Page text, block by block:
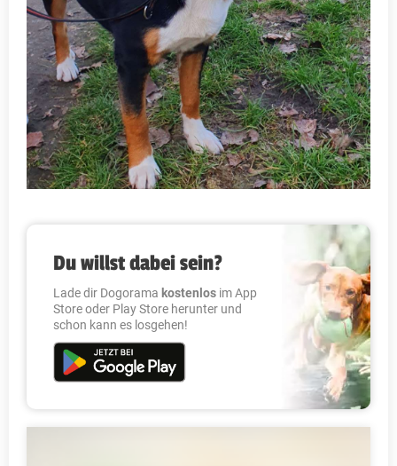
Du willst dabei sein?
Lade dir Dogorama kostenlos im App
Store oder Play Store herunter und
schon kann es losgehen!